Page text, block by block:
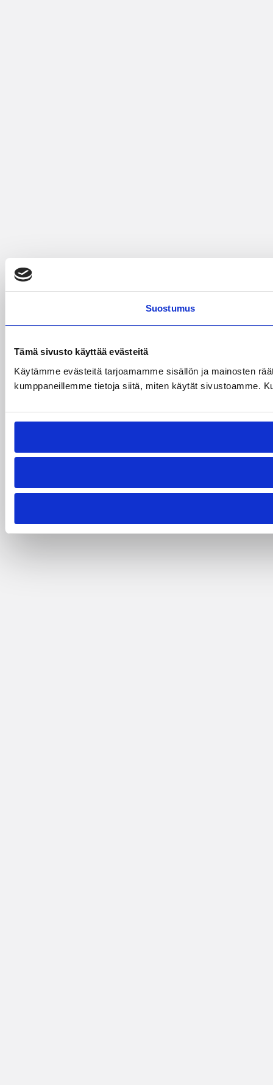
Suostumus
Tämä sivusto käyttää evästeitä
Käytämme evästeitä tarjoamamme sisällön ja mainosten
kumppaneillemme tietoja siitä, miten käytät sivustoamme.